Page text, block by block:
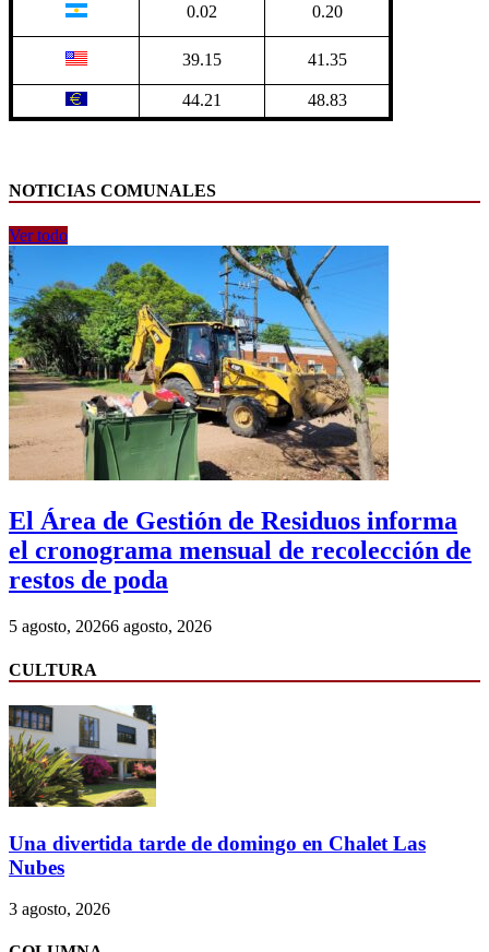
0.02 0.20
39.15 41.35
44.21 48.83
NOTICIAS COMUNALES
Ver todo
El Área de Gestión de Residuos informa
el cronograma mensual de recolección de
restos de poda
5 agosto, 20266 agosto, 2026
CULTURA
Una divertida tarde de domingo en Chalet Las
Nubes
3 agosto, 2026